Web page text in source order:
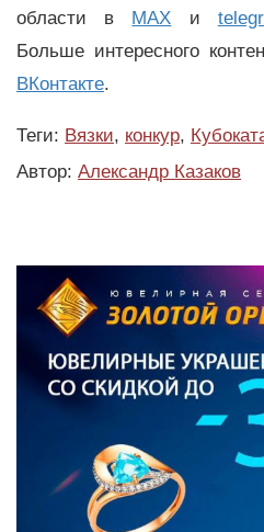
области в MAX и
Больше интересного
ВКонтакте.
Теги: Вязки, конкур,
Автор: Александр Казаков